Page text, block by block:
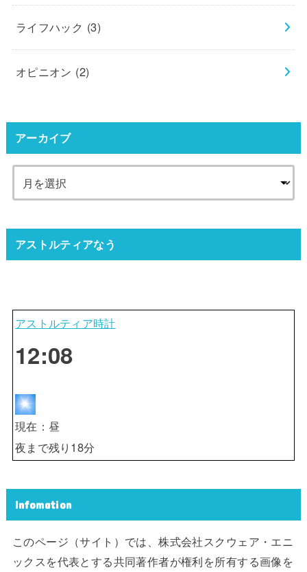
ライフハック (3)
オピニオン (2)
アーカイブ
アストルティアなう
アストルティア時計
12:08
現在： 昼
夜まで残り 18分
Infomation
このページ（サイト）では、株式会社スクウェア・エニ
ックスを代表とする共同著作者が権利を所有する画像を